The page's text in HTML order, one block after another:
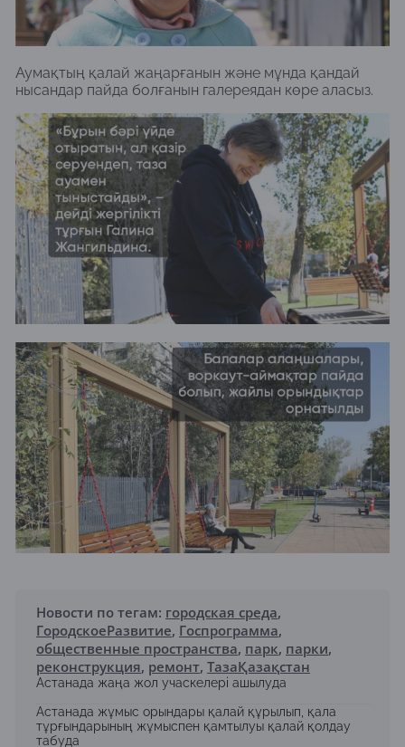
Аумақтың қалай жаңарғанын және мұнда қандай
нысандар пайда болғанын галереядан көре аласыз.
Новости по тегам: городская среда,
ГородскоеРазвитие, Госпрограмма,
общественные пространства, парк, парки,
реконструкция, ремонт, ТазаҚазақстан
Астанада жаңа жол учаскелері ашылуда
Астанада жұмыс орындары қалай құрылып, қала
тұрғындарының жұмыспен қамтылуы қалай қолдау
табуда